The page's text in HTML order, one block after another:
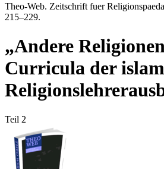
Theo-Web. Zeitschrift fuer
215–229.
„Andere
Curricula der
Teil 2